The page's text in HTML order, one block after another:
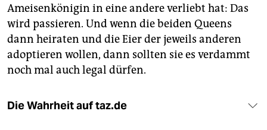
Ameisenkönigin in eine andere verliebt hat: Das
wird passieren. Und wenn die beiden Queens
dann heiraten und die Eier der jeweils anderen
adoptieren wollen, dann sollten sie es verdammt
noch mal auch legal dürfen.
Die Wahrheit auf taz.de